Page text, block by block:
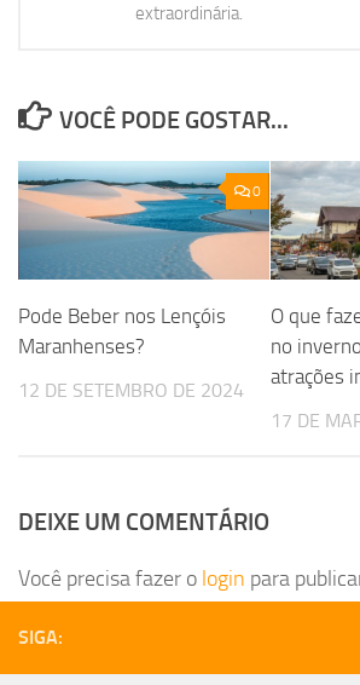
extraordinária.
VOCÊ PODE GOSTAR...
0
Pode Beber nos Lençóis
Maranhenses?
12 DE SETEMBRO DE 2024
O que
no
atrações
17 DE
DEIXE UM COMENTÁRIO
Você precisa fazer o login para
SIGA: